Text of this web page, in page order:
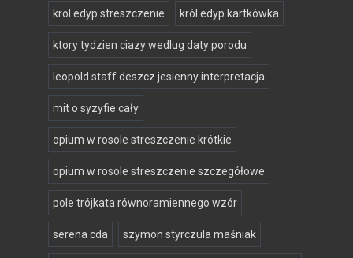
krol edyp streszczenie król edyp kartkówka
ktory tydzien ciazy wedlug daty porodu
leopold staff deszcz jesienny interpretacja
mit o syzyfie cały
opium w rosole streszczenie krótkie
opium w rosole streszczenie szczegółowe
pole trójkata równoramiennego wzór
serena cda szymon styrczula maśniak